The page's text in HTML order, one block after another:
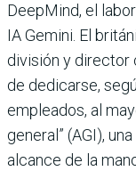
DeepMind, el
IA Gemini. El
división y director
de dedicarse,
empleados, al
general” (AGI),
alcance de la